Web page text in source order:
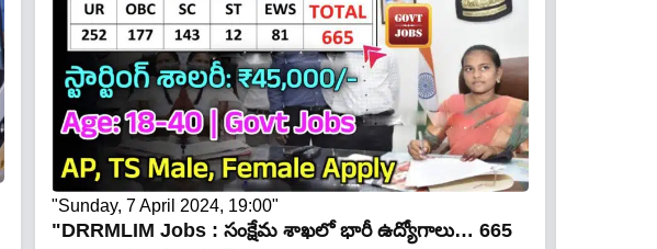
"Sunday, 7 April 2024, 19:00"
"DRRMLIM Jobs : సంక్షేమ శాఖలో భారీ ఉద్యోగాలు… 665